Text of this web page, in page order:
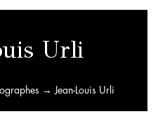
Urli
→ Jean-Louis Urli